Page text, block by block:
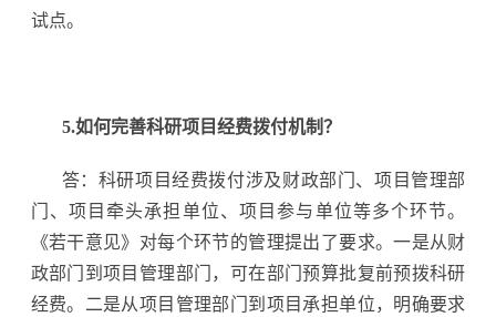
试点。
5.如何完善科研项目经费拨付机制？
答：科研项目经费拨付涉及财政部门、项目管理部
门、项目牵头承担单位、项目参与单位等多个环节。
《若干意见》对每个环节的管理提出了要求。一是从财
政部门到项目管理部门，可在部门预算批复前预拨科研
经费。二是从项目管理部门到项目承担单位，明确要求